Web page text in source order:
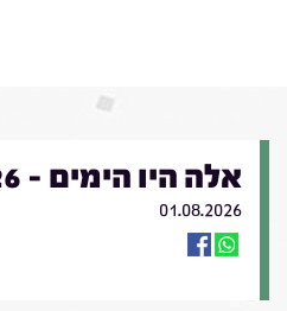
אלה היו הימים - 01.08.26
01.08.2026